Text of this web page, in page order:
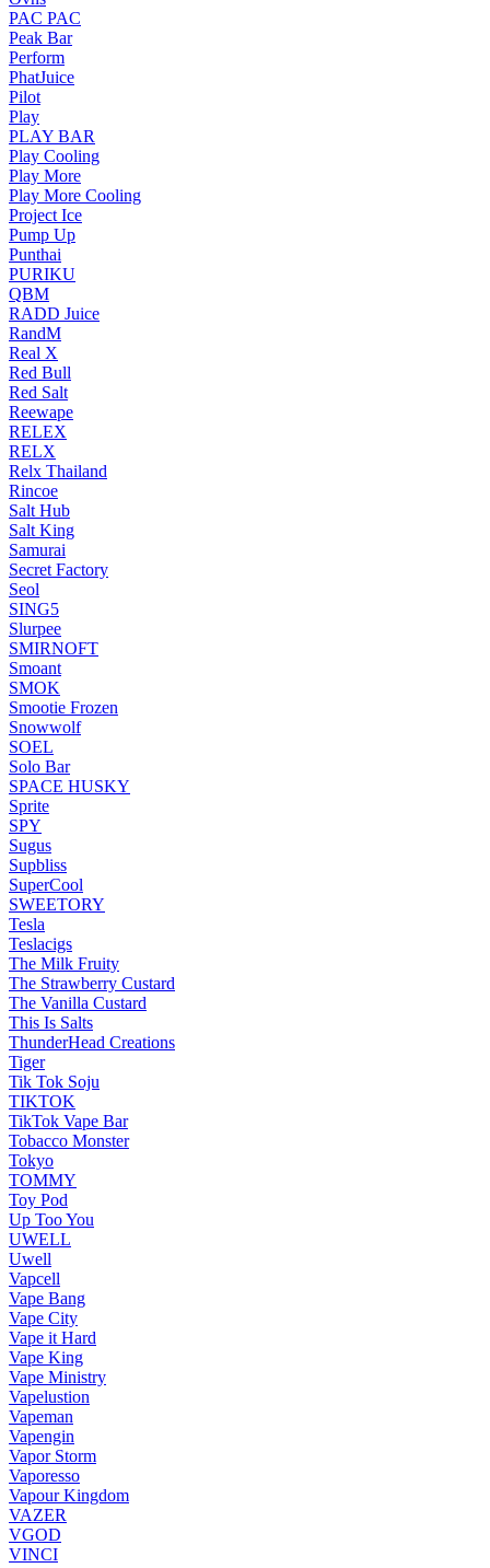
PAC PAC
Peak Bar
Perform
PhatJuice
Pilot
Play
PLAY BAR
Play Cooling
Play More
Play More Cooling
Project Ice
Pump Up
Punthai
PURIKU
QBM
RADD Juice
RandM
Real X
Red Bull
Red Salt
Reewape
RELEX
RELX
Relx Thailand
Rincoe
Salt Hub
Salt King
Samurai
Secret Factory
Seol
SING5
Slurpee
SMIRNOFT
Smoant
SMOK
Smootie Frozen
Snowwolf
SOEL
Solo Bar
SPACE HUSKY
Sprite
SPY
Sugus
Supbliss
SuperCool
SWEETORY
Tesla
Teslacigs
The Milk Fruity
The Strawberry Custard
The Vanilla Custard
This Is Salts
ThunderHead Creations
Tiger
Tik Tok Soju
TIKTOK
TikTok Vape Bar
Tobacco Monster
Tokyo
TOMMY
Toy Pod
Up Too You
UWELL
Uwell
Vapcell
Vape Bang
Vape City
Vape it Hard
Vape King
Vape Ministry
Vapelustion
Vapeman
Vapengin
Vapor Storm
Vaporesso
Vapour Kingdom
VAZER
VGOD
VINCI